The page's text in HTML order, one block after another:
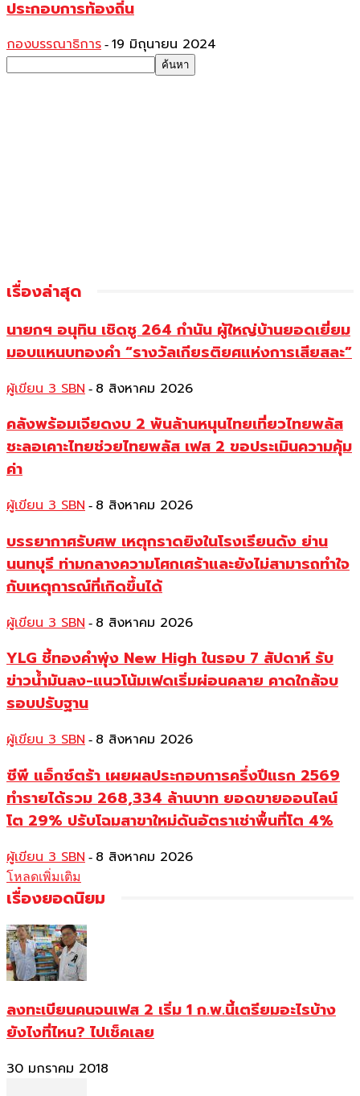
ประกอบการท้องถิ่น
กองบรรณาธิการ - 19 มิถุนายน 2024
เรื่องล่าสุด
นายกฯ อนุทิน เชิดชู 264 กำนัน ผู้ใหญ่บ้านยอดเยี่ยม
มอบแหนบทองคำ “รางวัลเกียรติยศแห่งการเสียสละ”
ผู้เขียน 3 SBN - 8 สิงหาคม 2026
คลังพร้อมเจียดงบ 2 พันล้านหนุนไทยเที่ยวไทยพลัส
ชะลอเคาะไทยช่วยไทยพลัส เฟส 2 ขอประเมินความคุ้ม
ค่า
ผู้เขียน 3 SBN - 8 สิงหาคม 2026
บรรยากาศรับศพ เหตุกราดยิงในโรงเรียนดัง ย่าน
นนทบุรี ท่ามกลางความโศกเศร้าและยังไม่สามารถทำใจ
กับเหตุการณ์ที่เกิดขึ้นได้
ผู้เขียน 3 SBN - 8 สิงหาคม 2026
YLG ชี้ทองคำพุ่ง New High ในรอบ 7 สัปดาห์ รับ
ข่าวน้ำมันลง-แนวโน้มเฟดเริ่มผ่อนคลาย คาดใกล้จบ
รอบปรับฐาน
ผู้เขียน 3 SBN - 8 สิงหาคม 2026
ซีพี แอ็กซ์ตร้า เผยผลประกอบการครึ่งปีแรก 2569
ทำรายได้รวม 268,334 ล้านบาท ยอดขายออนไลน์
โต 29% ปรับโฉมสาขาใหม่ดันอัตราเช่าพื้นที่โต 4%
ผู้เขียน 3 SBN - 8 สิงหาคม 2026
โหลดเพิ่มเติม
เรื่องยอดนิยม
ลงทะเบียนคนจนเฟส 2 เริ่ม 1 ก.พ.นี้เตรียมอะไรบ้าง
ยังไงที่ไหน? ไปเช็คเลย
30 มกราคม 2018